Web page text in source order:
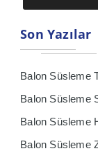
Son Yazılar
Balon Süsleme
Balon Süsleme
Balon Süsleme
Balon Süsleme